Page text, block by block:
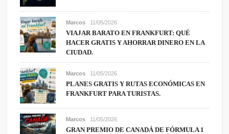
Marcos 11/05/2026
VIAJAR BARATO EN FRANKFURT: QUÉ
HACER GRATIS Y AHORRAR DINERO EN LA
CIUDAD.
Marcos 11/05/2026
PLANES GRATIS Y RUTAS ECONÓMICAS EN
FRANKFURT PARA TURISTAS.
Marcos 11/05/2026
GRAN PREMIO DE CANADÁ DE FÓRMULA 1